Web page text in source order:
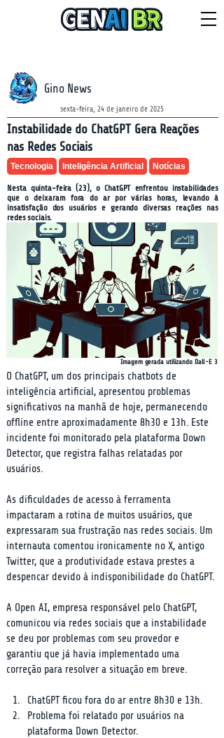
Gino News
sexta-feira, 24 de janeiro de 2025
Instabilidade do ChatGPT Gera Reações
nas Redes Sociais
Tecnologia Inteligência Artificial Notícias
Nesta quinta-feira (23), o ChatGPT enfrentou instabilidades
que o deixaram fora do ar por várias horas, levando à
insatisfação dos usuários e gerando diversas reações nas
redes sociais.
Imagem gerada utilizando Dall-E 3
O ChatGPT, um dos principais chatbots de
inteligência artificial, apresentou problemas
significativos na manhã de hoje, permanecendo
offline entre aproximadamente 8h30 e 13h. Este
incidente foi monitorado pela plataforma Down
Detector, que registra falhas relatadas por
usuários.
As dificuldades de acesso à ferramenta
impactaram a rotina de muitos usuários, que
expressaram sua frustração nas redes sociais. Um
internauta comentou ironicamente no X, antigo
Twitter, que a produtividade estava prestes a
despencar devido à indisponibilidade do ChatGPT.
A Open AI, empresa responsável pelo ChatGPT,
comunicou via redes sociais que a instabilidade
se deu por problemas com seu provedor e
garantiu que já havia implementado uma
correção para resolver a situação em breve.
ChatGPT ficou fora do ar entre 8h30 e 13h.
Problema foi relatado por usuários na
plataforma Down Detector.